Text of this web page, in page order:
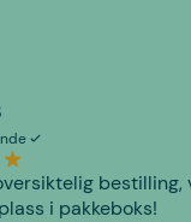
bestilling,
i pakkeboks!